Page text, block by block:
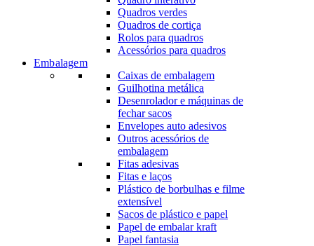
Quadros verdes
Quadros de cortiça
Rolos para quadros
Acessórios para quadros
Embalagem
Caixas de embalagem
Guilhotina metálica
Desenrolador e máquinas de
fechar sacos
Envelopes auto adesivos
Outros acessórios de
embalagem
Fitas adesivas
Fitas e laços
Plástico de borbulhas e filme
extensível
Sacos de plástico e papel
Papel de embalar kraft
Papel fantasia